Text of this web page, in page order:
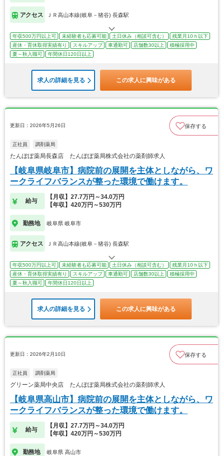
アクセス ＪＲ高山本線(岐阜－猪谷) 長森駅
年収500万円以上可 未経験者も応募可能 土日休み（相談可含む）
残業月10ｈ以下
産休・育休取得実績有り
スキルアップ 車通勤可 店舗数30以上
積極採用中
夏～秋入職可
年間休日120日以上
求人の詳細を見る この求人に興味がある
更新日：2026年5月26日 保存する
正社員 調剤薬局
たんぽぽ薬局長森店 たんぽぽ薬局株式会社の薬剤師求人
【岐阜県岐阜市】病院前の展開を主体としながら、ワ
ークライフバランスが整った環境で働けます。
給与
【月収】27.7万円～34.0万円
【年収】420万円～530万円
勤務地 岐阜県 岐阜市
アクセス ＪＲ高山本線(岐阜－猪谷) 長森駅
年収500万円以上可 未経験者も応募可能 土日休み（相談可含む）
残業月10ｈ以下
産休・育休取得実績有り
スキルアップ 車通勤可 店舗数30以上
積極採用中
夏～秋入職可
年間休日120日以上
求人の詳細を見る この求人に興味がある
更新日：2026年2月10日 保存する
正社員 調剤薬局
グリーン薬局中央店 たんぽぽ薬局株式会社の薬剤師求人
【岐阜県高山市】病院前の展開を主体としながら、ワ
ークライフバランスが整った環境で働けます。
給与
【月収】27.7万円～34.0万円
【年収】420万円～530万円
勤務地 岐阜県 高山市